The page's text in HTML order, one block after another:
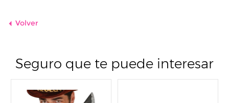
Volver
Seguro que te puede interesar